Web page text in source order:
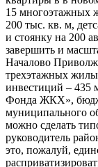
15 многоэтажных
200 тыс. кв. м,
и стоянку на 200
завершить и
Началово
трехэтажных
инвестиций – 435
Фонда ЖКХ»,
муниципального
можно сделать
руководитель
это, пожалуй,